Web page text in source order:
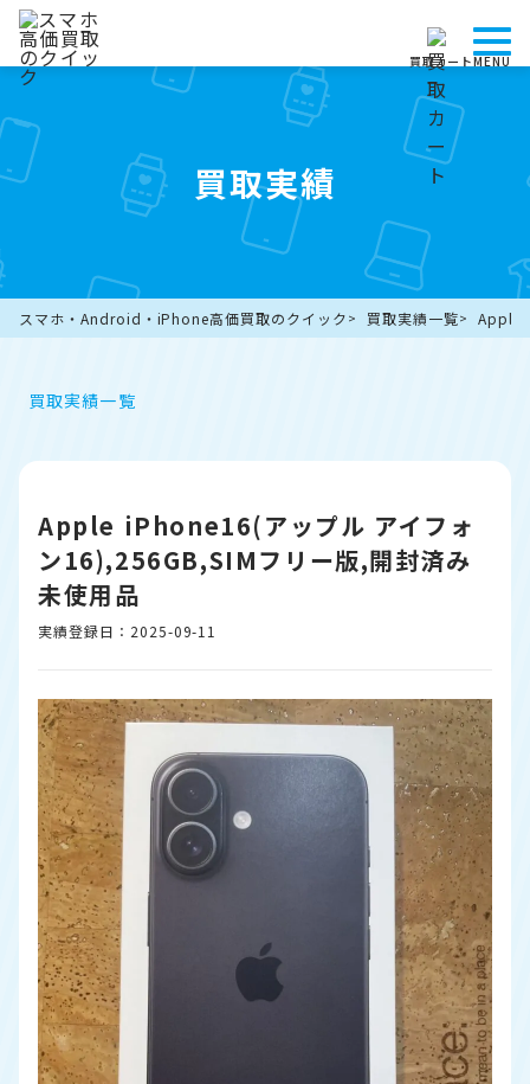
買取カートMENU
買取実績
スマホ・Android・iPhone高価買取のクイック 買取実績一覧 Apple
買取実績一覧
Apple iPhone16(アップル アイフォ
ン16),256GB,SIMフリー版,開封済み
未使用品
実績登録日：2025-09-11